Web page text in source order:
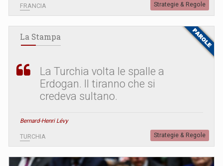
FRANCIA Strategie & Regole
La Stampa
La Turchia volta le spalle a
Erdogan. Il tiranno che si
credeva sultano.
Bernard-Henri Lévy
TURCHIA Strategie & Regole